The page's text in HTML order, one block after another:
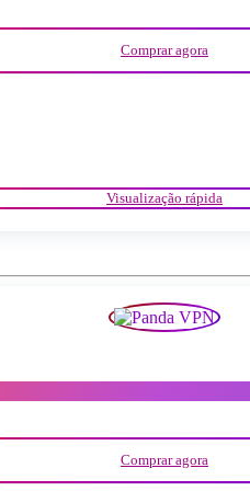
Comprar agora
Visualização rápida
Comprar agora